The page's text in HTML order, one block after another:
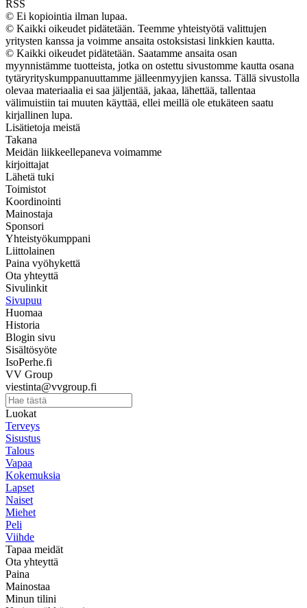
RSS
© Ei kopiointia ilman lupaa.
© Kaikki oikeudet pidätetään. Teemme yhteistyötä valittujen
yritysten kanssa ja voimme ansaita ostoksistasi linkkien kautta.
© Kaikki oikeudet pidätetään. Saatamme ansaita osan
myynnistämme tuotteista, jotka on ostettu sivustomme kautta osana
tytäryrityskumppanuuttamme jälleenmyyjien kanssa. Tällä sivustolla
olevaa materiaalia ei saa jäljentää, jakaa, lähettää, tallentaa
välimuistiin tai muuten käyttää, ellei meillä ole etukäteen saatu
kirjallinen lupa.
Lisätietoja meistä
Takana
Meidän liikkeellepaneva voimamme
kirjoittajat
Lähetä tuki
Toimistot
Koordinointi
Mainostaja
Sponsori
Yhteistyökumppani
Liittolainen
Paina vyöhykettä
Ota yhteyttä
Sivulinkit
Sivupuu
Huomaa
Historia
Blogin sivu
Sisältösyöte
IsoPerhe.fi
VV Group
viestinta@vvgroup.fi
Luokat
Terveys
Sisustus
Talous
Vapaa
Kokemuksia
Lapset
Naiset
Miehet
Peli
Viihde
Tapaa meidät
Ota yhteyttä
Paina
Mainostaa
Minun tilini